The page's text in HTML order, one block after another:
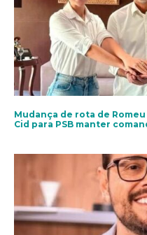
Mudança de rota de
Cid para PSB manter